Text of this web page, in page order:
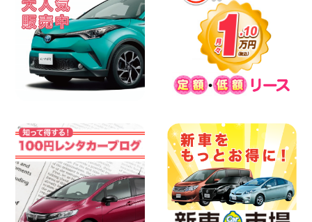
横浜弥生台店限定!!夏季特別キャンペーン
のお知らせ!! 神奈川県 横浜弥生台店
100円レンタカー 横浜弥生台
2026年08月08日
2026三河安城店お盆休みご連絡 愛知県
三河安城店
100円レンタカー 三河安城
2026年08月08日
戸店
100円レンタカー 杉戸
2026年08月07日
佐渡でのドライブは安全第一!交通事故に
ご注意ください 新潟県 佐渡空港店
100円レンタカー 佐渡空港
2026年08月07日